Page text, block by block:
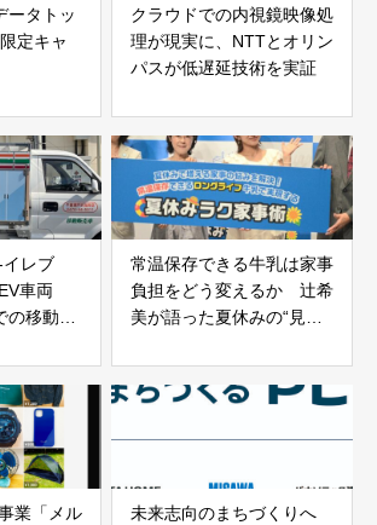
ータトッ
定キャ
クラウドでの内視鏡映像処
理が現実に、NTTとオリン
パスが低遅延技術を実証
イレブ
車両
の移動販
常温保存できる牛乳は家事
負担をどう変えるか 辻希
美が語った夏休みの“見え
業「メル
未来志向のまちづくりへ